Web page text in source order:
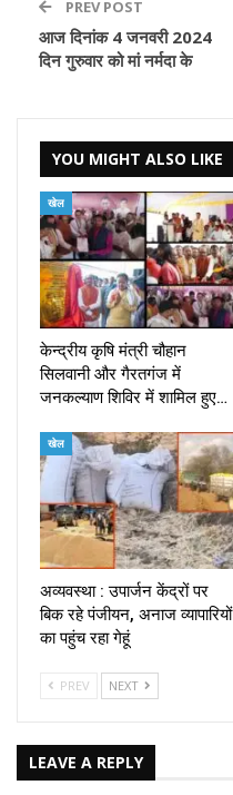
PREV POST
आज दिनांक 4 जनवरी 2024
दिन गुरुवार को मां नर्मदा के
YOU MIGHT ALSO LIKE
खेल
केन्द्रीय कृषि मंत्री चौहान
सिलवानी और गैरतगंज में
जनकल्याण शिविर में शामिल हुए…
खेल
अव्यवस्था : उपार्जन केंद्रों पर
बिक रहे पंजीयन, अनाज व्यापारियों
का पहुंच रहा गेहूं
PREV NEXT
LEAVE A REPLY